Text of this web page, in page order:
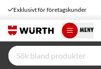
Exklusivt för företagskunder
MENY